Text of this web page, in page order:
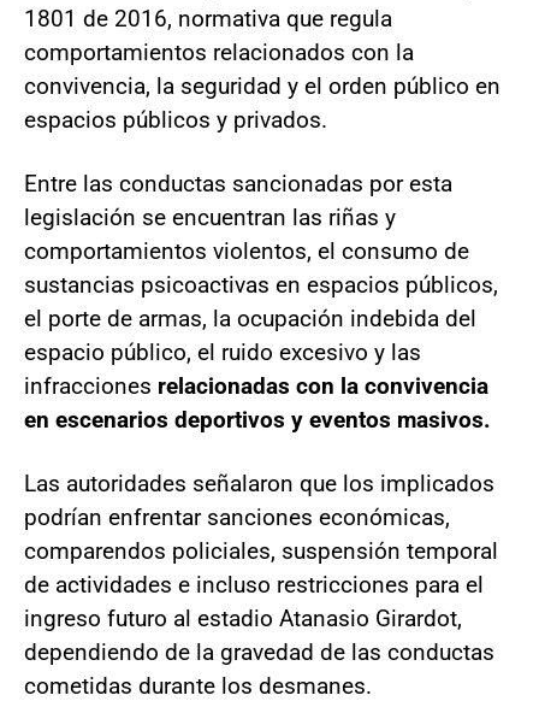
1801 de 2016, normativa que regula
comportamientos relacionados con la
convivencia, la seguridad y el orden público en
espacios públicos y privados.
Entre las conductas sancionadas por esta
legislación se encuentran las riñas y
comportamientos violentos, el consumo de
sustancias psicoactivas en espacios públicos,
el porte de armas, la ocupación indebida del
espacio público, el ruido excesivo y las
infracciones relacionadas con la convivencia
en escenarios deportivos y eventos masivos.
Las autoridades señalaron que los implicados
podrían enfrentar sanciones económicas,
comparendos policiales, suspensión temporal
de actividades e incluso restricciones para el
ingreso futuro al estadio Atanasio Girardot,
dependiendo de la gravedad de las conductas
cometidas durante los desmanes.